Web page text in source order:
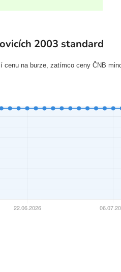
2003 standard
na burze, zatímco ceny ČNB